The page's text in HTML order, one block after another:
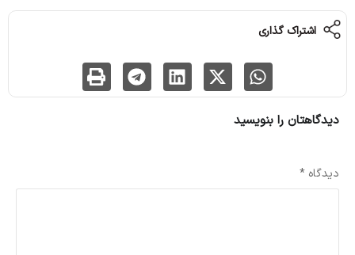
اشتراک گذاری
دیدگاهتان را بنویسید
دیدگاه *